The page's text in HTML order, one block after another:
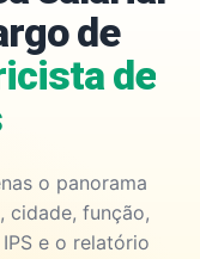
de
de
o panorama
cidade, função,
e o relatório